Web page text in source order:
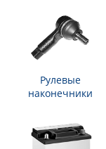
Рулевые
наконечники